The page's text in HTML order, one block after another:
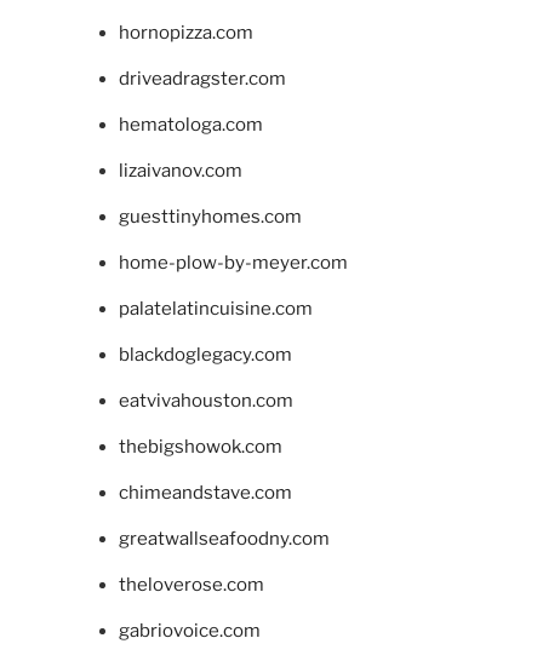
hornopizza.com
driveadragster.com
hematologa.com
lizaivanov.com
guesttinyhomes.com
home-plow-by-meyer.com
palatelatincuisine.com
blackdoglegacy.com
eatvivahouston.com
thebigshowok.com
chimeandstave.com
greatwallseafoodny.com
theloverose.com
gabriovoice.com